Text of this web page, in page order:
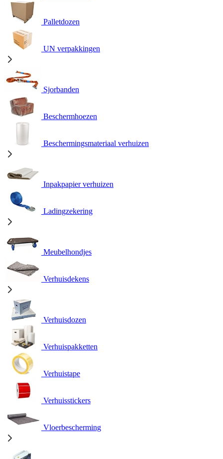
Palletdozen
UN verpakkingen
Sjorbanden
Beschermhoezen
Beschermingsmateriaal verhuizen
Inpakpapier verhuizen
Ladingzekering
Meubelhondjes
Verhuisdekens
Verhuisdozen
Verhuispakketten
Verhuistape
Verhuisstickers
Vloerbescherming